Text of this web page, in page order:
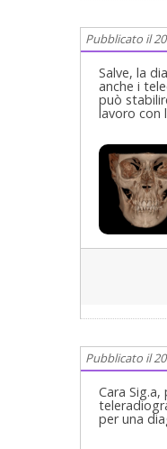
Pubblicato il
Salve, la
anche i
può
lavoro con
Pubblicato il
Cara
per una